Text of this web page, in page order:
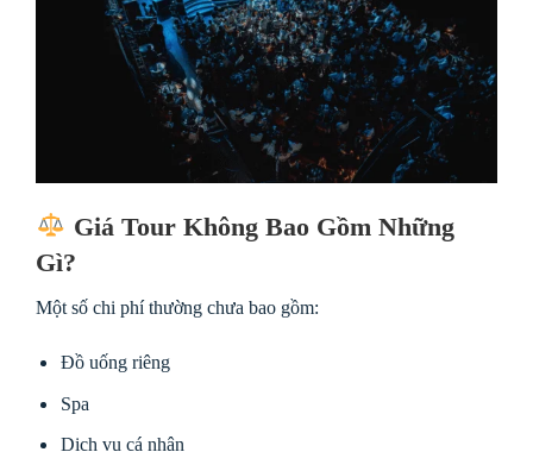
Giá Tour Không Bao Gồm Những
Gì?
Một số chi phí thường chưa bao gồm:
Đồ uống riêng
Spa
Dịch vụ cá nhân